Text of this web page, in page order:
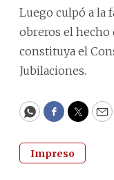
Luego culpó a la
obreros el hecho
constituya el
Jubilaciones.
WhatsApp
Facebook
Impreso